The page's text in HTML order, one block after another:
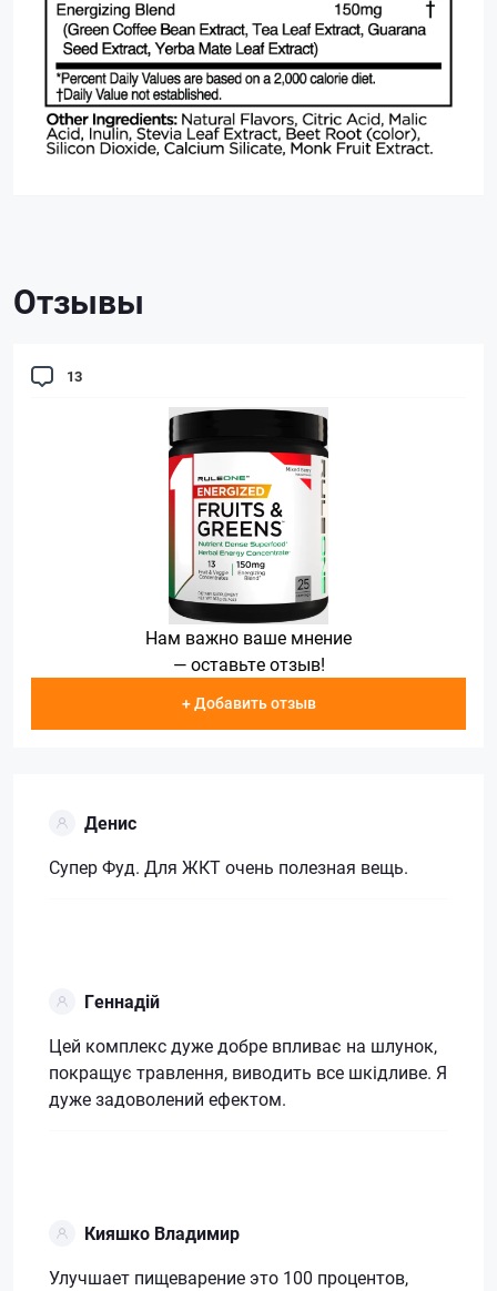
Отзывы
13
Нам важно ваше мнение
— оставьте отзыв!
+ Добавить отзыв
Денис
Супер Фуд. Для ЖКТ очень полезная вещь.
Геннадій
Цей комплекс дуже добре впливає на шлунок,
покращує травлення, виводить все шкідливе. Я
дуже задоволений ефектом.
Кияшко Владимир
Улучшает пищеварение это 100 процентов,